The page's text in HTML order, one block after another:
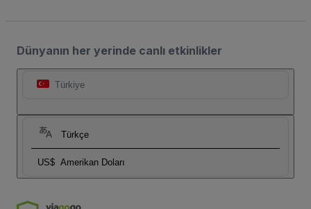
Dünyanın her yerinde canlı etkinlikler
Türkiye
Türkçe
US$ Amerikan Doları